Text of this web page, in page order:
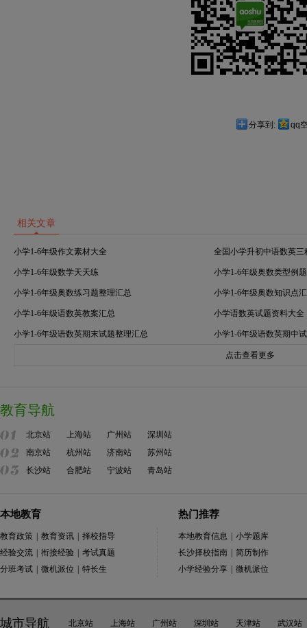
分享到: qq
相关文章
小学1-6年级作文素材大全 全国小学升初中语数英三
小学1-6年级数学天天练 小学1-6年级奥数类型例
小学1-6年级奥数练习题整理汇总 小学1-6年级奥数知识点
小学1-6年级语数英教案汇总 小学语数英试题资料大全
小学1-6年级语数英期末试题整理汇总 小学1-6年级语数英期中
点击查看更多
教育导航
北京站 上海站 广州站
深圳站
南京站
杭州站 济南站
苏州站
长沙站
合肥站 宁波站 青岛站
本地教育
教育政策 教育资讯
择校指导
经验交流
衔接经验
考试真题
分班考试
微机派位 特长生
热门推荐
本地教育信息
小学题库
长沙择校指南
简历制作
小学经验分享
微机派位
城市导航 北京站 上海站 广州站 深圳站 天津站 武汉站